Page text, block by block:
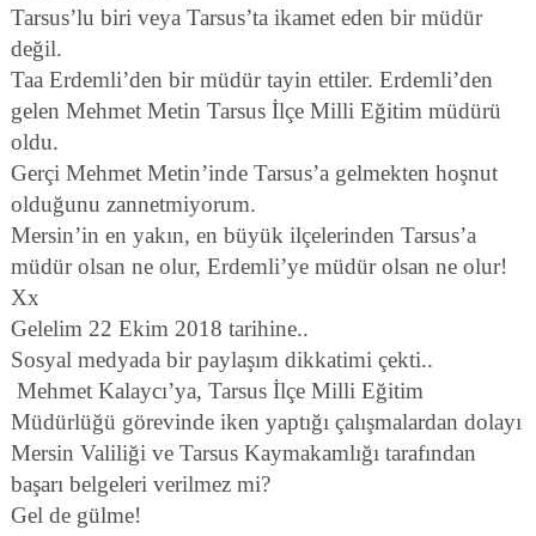
Tarsus’lu biri veya Tarsus’ta ikamet eden bir müdür
değil.
Taa Erdemli’den bir müdür tayin ettiler. Erdemli’den
gelen Mehmet Metin Tarsus İlçe Milli Eğitim müdürü
oldu.
Gerçi Mehmet Metin’inde Tarsus’a gelmekten hoşnut
olduğunu zannetmiyorum.
Mersin’in en yakın, en büyük ilçelerinden Tarsus’a
müdür olsan ne olur, Erdemli’ye müdür olsan ne olur!
Xx
Gelelim 22 Ekim 2018 tarihine..
Sosyal medyada bir paylaşım dikkatimi çekti..
Mehmet Kalaycı’ya, Tarsus İlçe Milli Eğitim
Müdürlüğü görevinde iken yaptığı çalışmalardan dolayı
Mersin Valiliği ve Tarsus Kaymakamlığı tarafından
başarı belgeleri verilmez mi?
Gel de gülme!